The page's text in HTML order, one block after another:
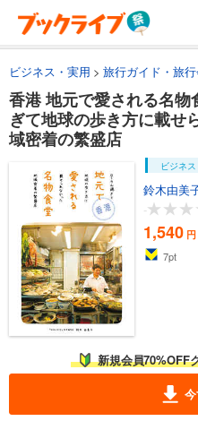
ビジネス・実用 旅行ガイド・旅
香港 地元で愛される名物
ぎて地球の歩き方に載せ
域密着の繁盛店
ビジネ
鈴木由美
-
1,540
7pt
新規会員70%OFF